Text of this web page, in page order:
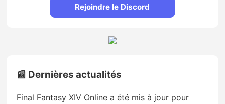
Rejoindre le Discord
📰 Dernières actualités
Final Fantasy XIV Online a été mis à jour pour